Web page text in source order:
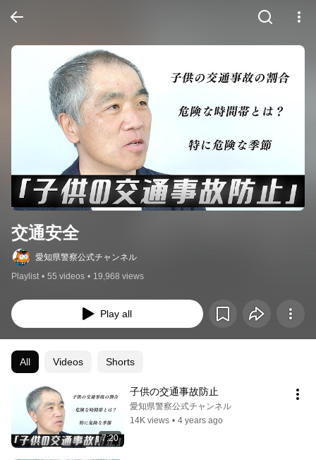
交通安全
愛知県警察公式チャンネル
Playlist • 55 videos • 19,968 views
Play all
All Videos Shorts
7:20
子供の交通事故防止
愛知県警察公式チャンネル
14K views • 4 years ago